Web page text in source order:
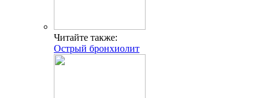
Читайте также:
Острый бронхиолит